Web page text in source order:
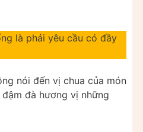
là phải yêu cầu có đầy
nói đến vị chua của món
đà hương vị những